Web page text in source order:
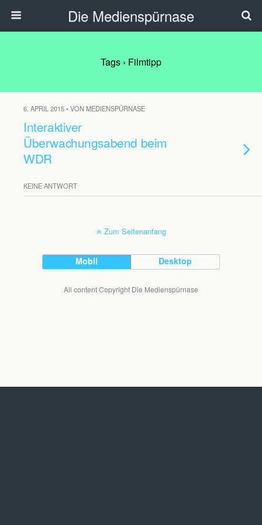
Die Medienspürnase
Tags › Filmtipp
6. APRIL 2015 • VON MEDIENSPÜRNASE
Interaktiver
Überwachungsabend beim
WDR
KEINE ANTWORT
Zum Seitenanfang
Mobil Desktop
All content Copyright Die Medienspürnase